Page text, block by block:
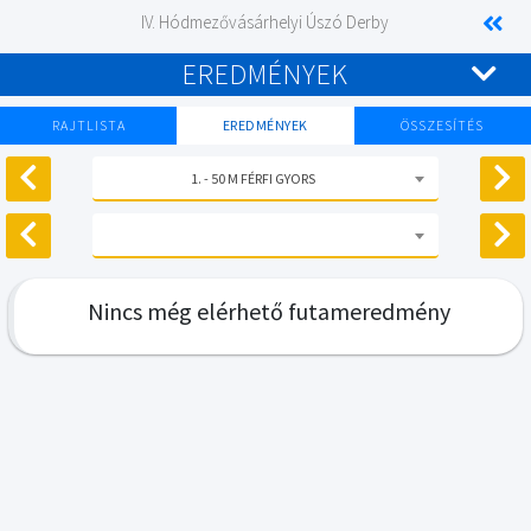
IV. Hódmezővásárhelyi Úszó Derby
EREDMÉNYEK
RAJTLISTA EREDMÉNYEK ÖSSZESÍTÉS
1. - 50 M FÉRFI GYORS
Nincs még elérhető futameredmény